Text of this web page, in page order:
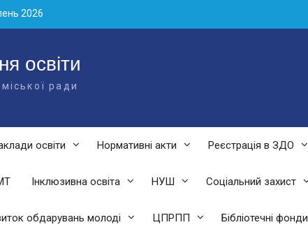
2026
2026
на 01.08.2026
освіти
ради
освіти Нормативні акти Реєстрація в ЗДО
Інклюзивна освіта НУШ Соціальний захист
обдарувань молоді ЦПРПП Бібліотечні фонди